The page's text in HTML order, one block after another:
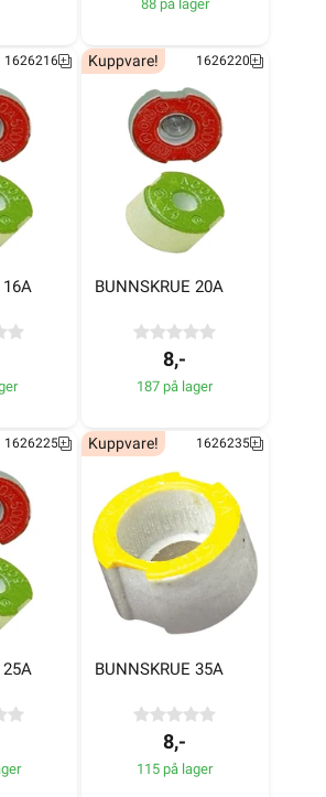
88 på lager
16A
1626216
BUNNSKRUE 20A
Kuppvare! 1626220
8,-
187 på lager
25A
1626225
BUNNSKRUE 35A
Kuppvare! 1626235
8,-
115 på lager